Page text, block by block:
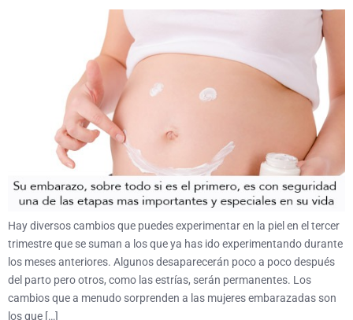
Hay diversos cambios que puedes experimentar en la piel en el tercer
trimestre que se suman a los que ya has ido experimentando durante
los meses anteriores. Algunos desaparecerán poco a poco después
del parto pero otros, como las estrías, serán permanentes. Los
cambios que a menudo sorprenden a las mujeres embarazadas son
los que […]